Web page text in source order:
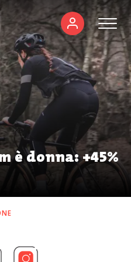
è donna: +45%